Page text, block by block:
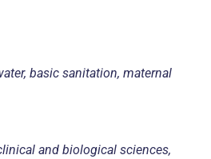
basic sanitation, maternal
and biological sciences,